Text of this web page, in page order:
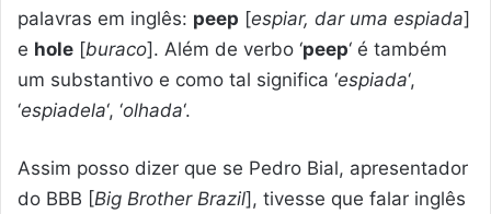
palavras em inglês: peep [espiar, dar uma espiada]
e hole [buraco]. Além de verbo ‘peep‘ é também
um substantivo e como tal significa ‘espiada‘,
‘espiadela‘, ‘olhada‘.
Assim posso dizer que se Pedro Bial, apresentador
do BBB [Big Brother Brazil], tivesse que falar inglês